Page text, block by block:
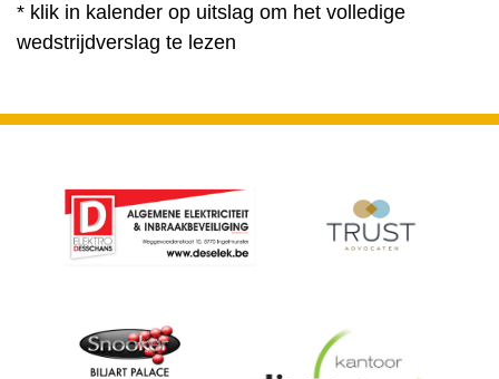
* klik in kalender op uitslag om het volledige
wedstrijdverslag te lezen